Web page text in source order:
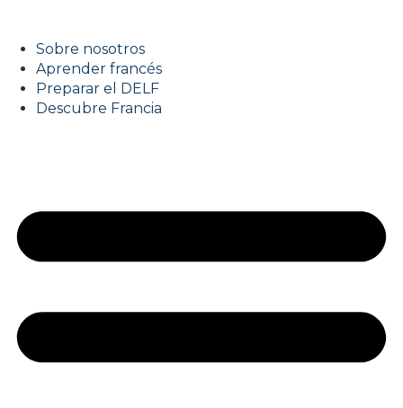
Sobre nosotros
Aprender francés
Preparar el DELF
Descubre Francia